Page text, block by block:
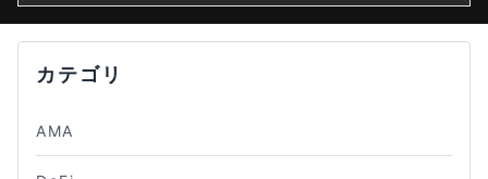
カテゴリ
AMA